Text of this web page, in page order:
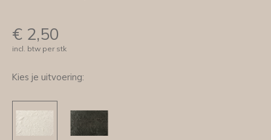
€ 2,50
incl. btw per stk
Kies je uitvoering: